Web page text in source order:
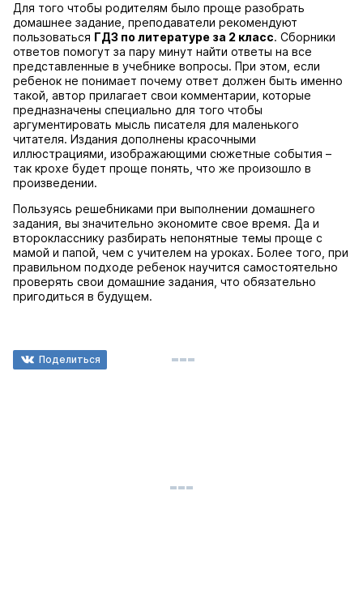
Для того чтобы родителям было проще разобрать
домашнее задание, преподаватели рекомендуют
пользоваться ГДЗ по литературе за 2 класс. Сборники
ответов помогут за пару минут найти ответы на все
представленные в учебнике вопросы. При этом, если
ребенок не понимает почему ответ должен быть именно
такой, автор прилагает свои комментарии, которые
предназначены специально для того чтобы
аргументировать мысль писателя для маленького
читателя. Издания дополнены красочными
иллюстрациями, изображающими сюжетные события –
так крохе будет проще понять, что же произошло в
произведении.
Пользуясь решебниками при выполнении домашнего
задания, вы значительно экономите свое время. Да и
второкласснику разбирать непонятные темы проще с
мамой и папой, чем с учителем на уроках. Более того, при
правильном подходе ребенок научится самостоятельно
проверять свои домашние задания, что обязательно
пригодиться в будущем.
Поделиться